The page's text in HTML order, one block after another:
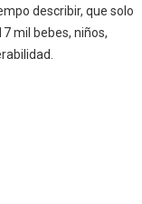
describir, que solo
mil bebes, niños,